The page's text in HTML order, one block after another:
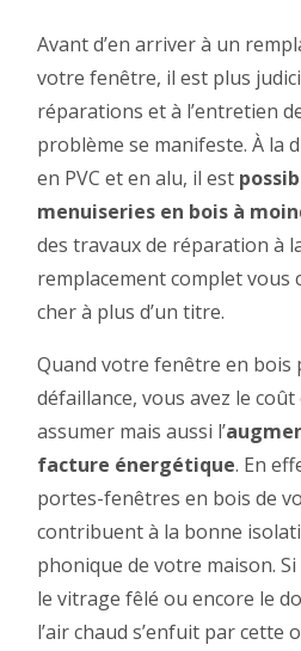
Avant d’en arriver à un
votre fenêtre, il est plus
réparations et à l’entretien
problème se manifeste. À la
en PVC et en alu, il est
menuiseries en bois à
des travaux de réparation à
remplacement complet vous
cher à plus d’un titre.
Quand votre fenêtre en bois
défaillance, vous avez le
assumer mais aussi l’
facture énergétique. En
portes-fenêtres en bois de
contribuent à la bonne
phonique de votre maison.
le vitrage fêlé ou encore le
l’air chaud s’enfuit par cette